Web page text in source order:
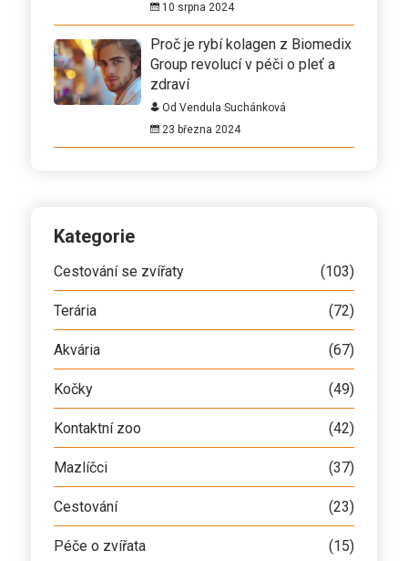
10 srpna 2024
Proč je rybí kolagen z Biomedix
Group revolucí v péči o pleť a
zdraví
Od Vendula Suchánková
23 března 2024
Kategorie
Cestování se zvířaty (103)
Terária (72)
Akvária (67)
Kočky (49)
Kontaktní zoo (42)
Mazlíčci (37)
Cestování (23)
Péče o zvířata (15)